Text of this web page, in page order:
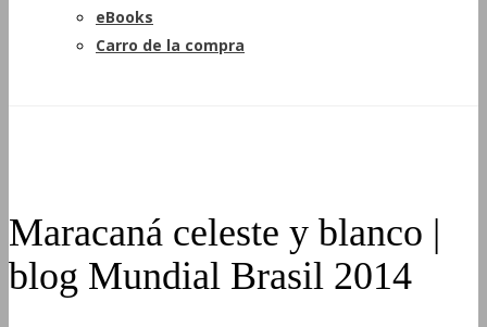
eBooks
Carro de la compra
Maracaná celeste y blanco |
blog Mundial Brasil 2014